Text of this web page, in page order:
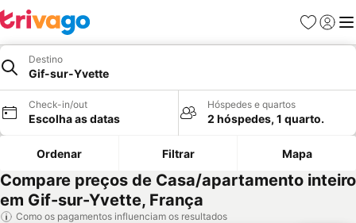
Favoritos
Iniciar
Destino
Gif-sur-Yvette
Check-in/out
Escolha as datas
Hóspedes e quartos
2 hóspedes, 1 quarto.
Ordenar Filtrar Mapa
Compare preços de Casa/apartamento inteiro
em Gif-sur-Yvette, França
Como os pagamentos influenciam os resultados